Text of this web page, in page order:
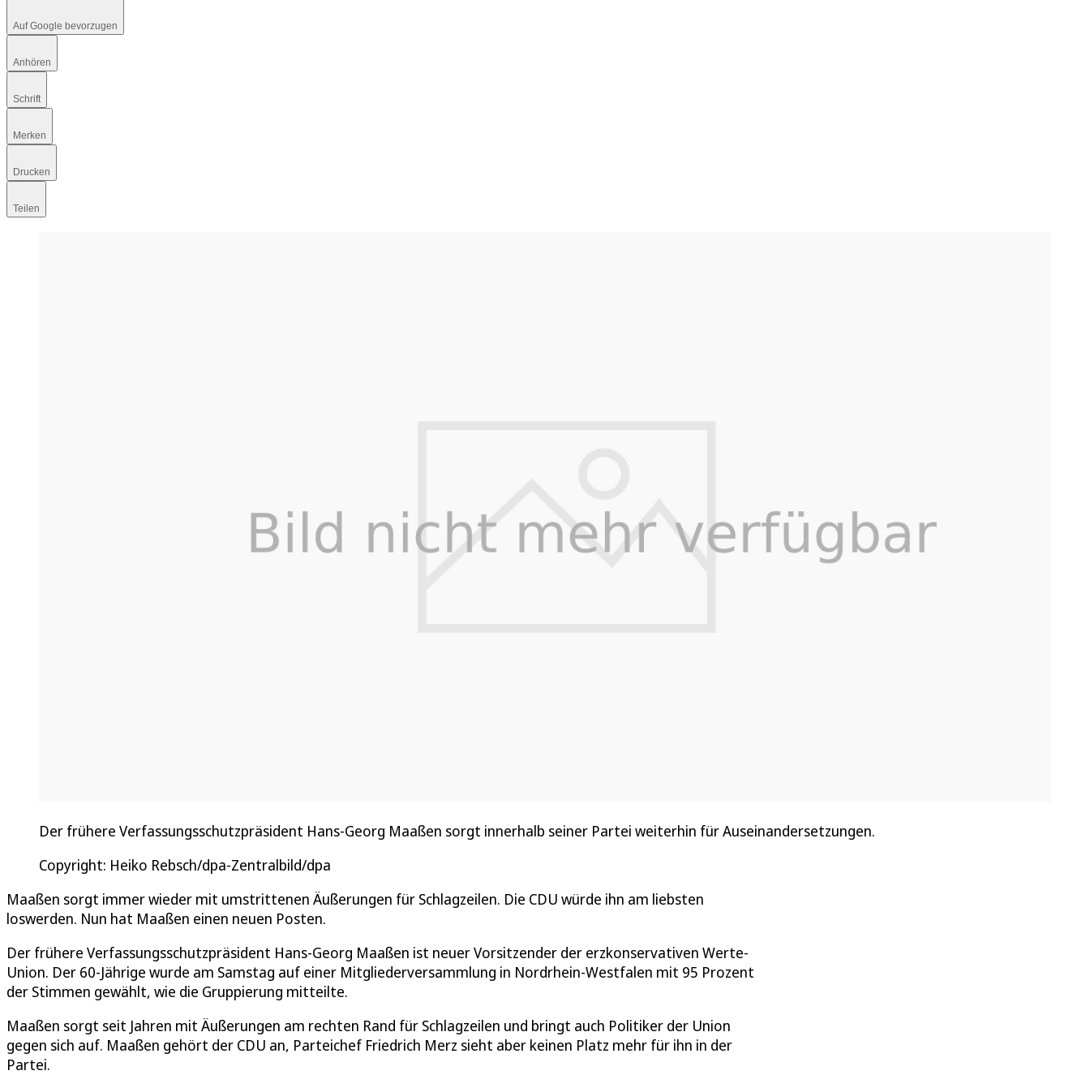
Auf Google bevorzugen
Anhören
Schrift
Merken
Drucken
Teilen
Der frühere Verfassungsschutzpräsident Hans-Georg Maaßen sorgt innerhalb seiner Partei weiterhin für Auseinandersetzungen.
Copyright: Heiko Rebsch/dpa-Zentralbild/dpa
Maaßen sorgt immer wieder mit umstrittenen Äußerungen für Schlagzeilen. Die CDU würde ihn am liebsten
loswerden. Nun hat Maaßen einen neuen Posten.
Der frühere Verfassungsschutzpräsident Hans-Georg Maaßen ist neuer Vorsitzender der erzkonservativen Werte-
Union. Der 60-Jährige wurde am Samstag auf einer Mitgliederversammlung in Nordrhein-Westfalen mit 95 Prozent
der Stimmen gewählt, wie die Gruppierung mitteilte.
Maaßen sorgt seit Jahren mit Äußerungen am rechten Rand für Schlagzeilen und bringt auch Politiker der Union
gegen sich auf. Maaßen gehört der CDU an, Parteichef Friedrich Merz sieht aber keinen Platz mehr für ihn in der
Partei.